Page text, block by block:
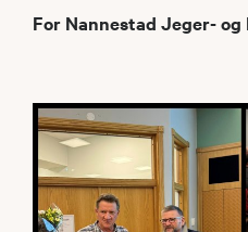
For Nannestad Jeger-